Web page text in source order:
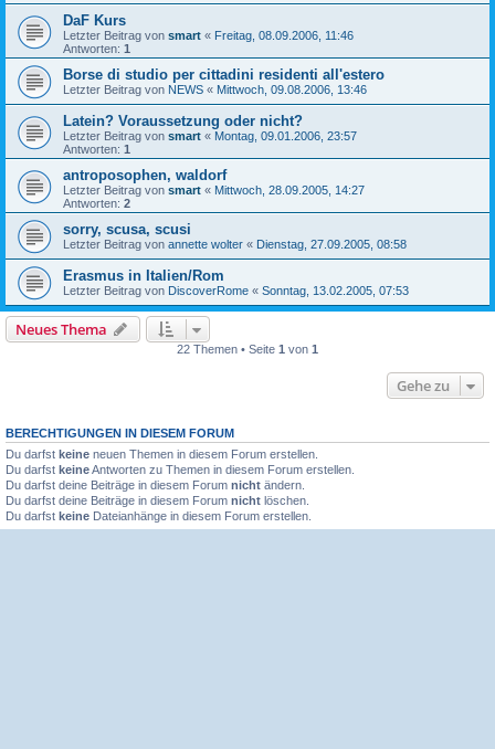
DaF Kurs
Letzter Beitrag von smart « Freitag, 08.09.2006, 11:46
Antworten: 1
Borse di studio per cittadini residenti all'estero
Letzter Beitrag von NEWS « Mittwoch, 09.08.2006, 13:46
Latein? Voraussetzung oder nicht?
Letzter Beitrag von smart « Montag, 09.01.2006, 23:57
Antworten: 1
antroposophen, waldorf
Letzter Beitrag von smart « Mittwoch, 28.09.2005, 14:27
Antworten: 2
sorry, scusa, scusi
Letzter Beitrag von annette wolter « Dienstag, 27.09.2005, 08:58
Erasmus in Italien/Rom
Letzter Beitrag von DiscoverRome « Sonntag, 13.02.2005, 07:53
Neues Thema
22 Themen • Seite 1 von 1
Gehe zu
BERECHTIGUNGEN IN DIESEM FORUM
Du darfst keine neuen Themen in diesem Forum erstellen.
Du darfst keineAntworten zu Themen in diesem Forum erstellen.
Du darfst deine Beiträge in diesem Forum nicht ändern.
Du darfst deine Beiträge in diesem Forum nicht löschen.
Du darfst keine Dateianhänge in diesem Forum erstellen.